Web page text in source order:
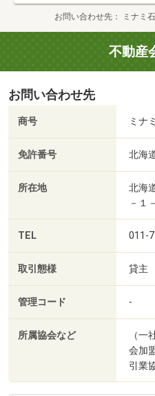
お問い合わせ先 ミナミ
不動産
お問い合わせ先
商号 ミナ
免許番号 北海
所在地
北海
－１
TEL 011-
取引態様 貸主
管理コード -
所属協会など
（一
会加
引業